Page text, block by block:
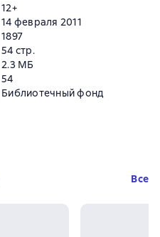
12+
14 февраля 2011
1897
54 стр.
2.3 МБ
54
Библиотечный фонд
Все